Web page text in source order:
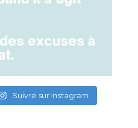
Suivre sur Instagram